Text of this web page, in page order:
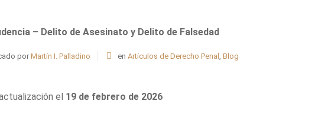
– Delito de Asesinato y Delito de Falsedad
por Martín I. Palladino en Artículos de Derecho Penal , Blog
el 19 de febrero de 2026